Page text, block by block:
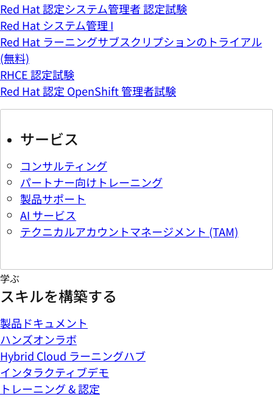
Red Hat 認定システム管理者 認定試験
Red Hat システム管理 I
Red Hat ラーニングサブスクリプションのトライアル
(無料)
RHCE 認定試験
Red Hat 認定 OpenShift 管理者試験
サービス
コンサルティング
パートナー向けトレーニング
製品サポート
AI サービス
テクニカルアカウントマネージメント (TAM)
学ぶ
スキルを構築する
製品ドキュメント
ハンズオンラボ
Hybrid Cloud ラーニングハブ
インタラクティブデモ
トレーニング & 認定